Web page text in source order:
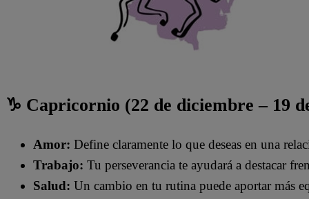
♑ Capricornio (22 de diciembre – 19
Amor: Define claramente lo que deseas en una
Trabajo: Tu perseverancia te ayudará a destacar
Salud: Un cambio en tu rutina puede aportar más